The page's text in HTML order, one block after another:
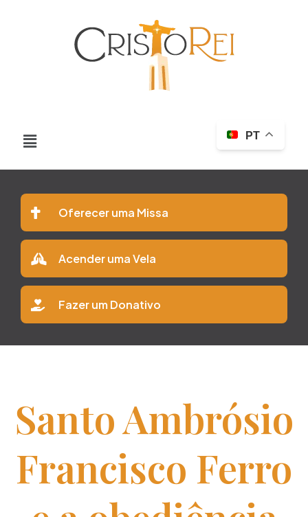
PT
Oferecer uma Missa
Acender uma Vela
Fazer um Donativo
Santo Ambrósio
Francisco Ferro